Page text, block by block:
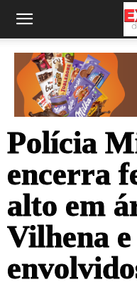
Polícia
encerra
alto em
Vilhena